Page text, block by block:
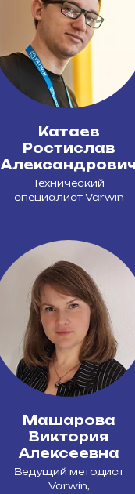
Катаев
Ростислав
Технический
специалист Varwin
Машарова
Виктория
Алексеевна
Ведущий методист
Varwin,